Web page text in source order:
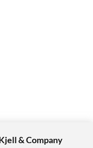
& Company